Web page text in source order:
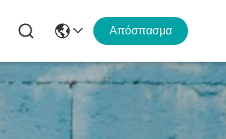
Απόσπασμα